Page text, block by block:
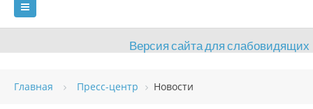
Версия сайта для слабовидящих
ГЛАВНАЯ
Главная Пресс-центр Новости